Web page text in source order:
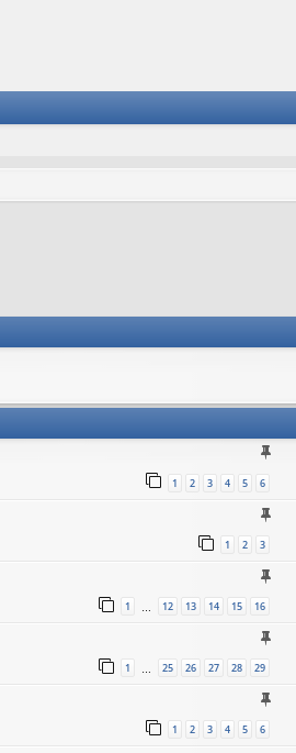
1 2 3 4 5 6
1 2 3
1 12 13 14 15 16
1 25 26 27 28 29
1 2 3 4 5 6